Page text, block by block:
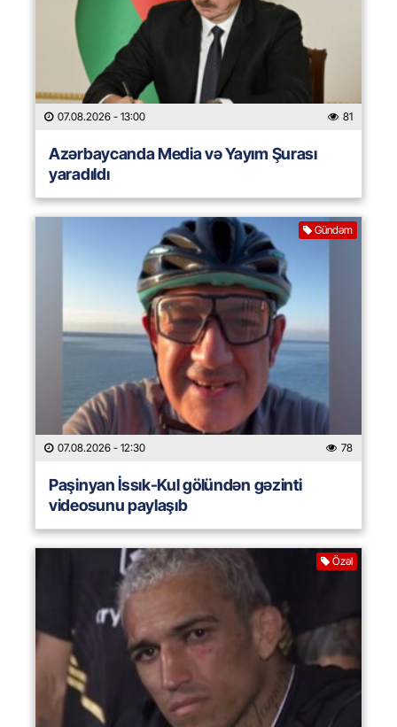
07.08.2026 - 13:00 81
Azərbaycanda Media və Yayım Şurası
yaradıldı
Gündəm
07.08.2026 - 12:30 78
Paşinyan İssık-Kul gölündən gəzinti
videosunu paylaşıb
Özəl